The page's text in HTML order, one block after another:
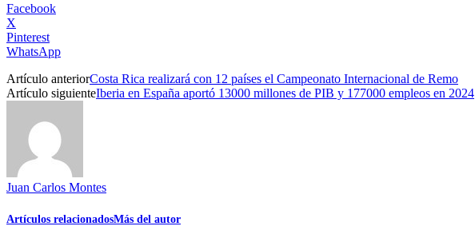
Facebook
X
Pinterest
WhatsApp
Artículo anteriorCosta Rica realizará con 12 países el Campeonato Internacional de Remo
Artículo siguienteIberia en España aportó 13000 millones de PIB y 177000 empleos en 2024
Juan Carlos Montes
Artículos relacionadosMás del autor